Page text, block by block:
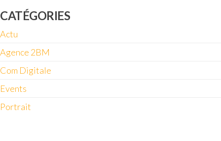
CATÉGORIES
Actu
Agence 2BM
Com Digitale
Events
Portrait